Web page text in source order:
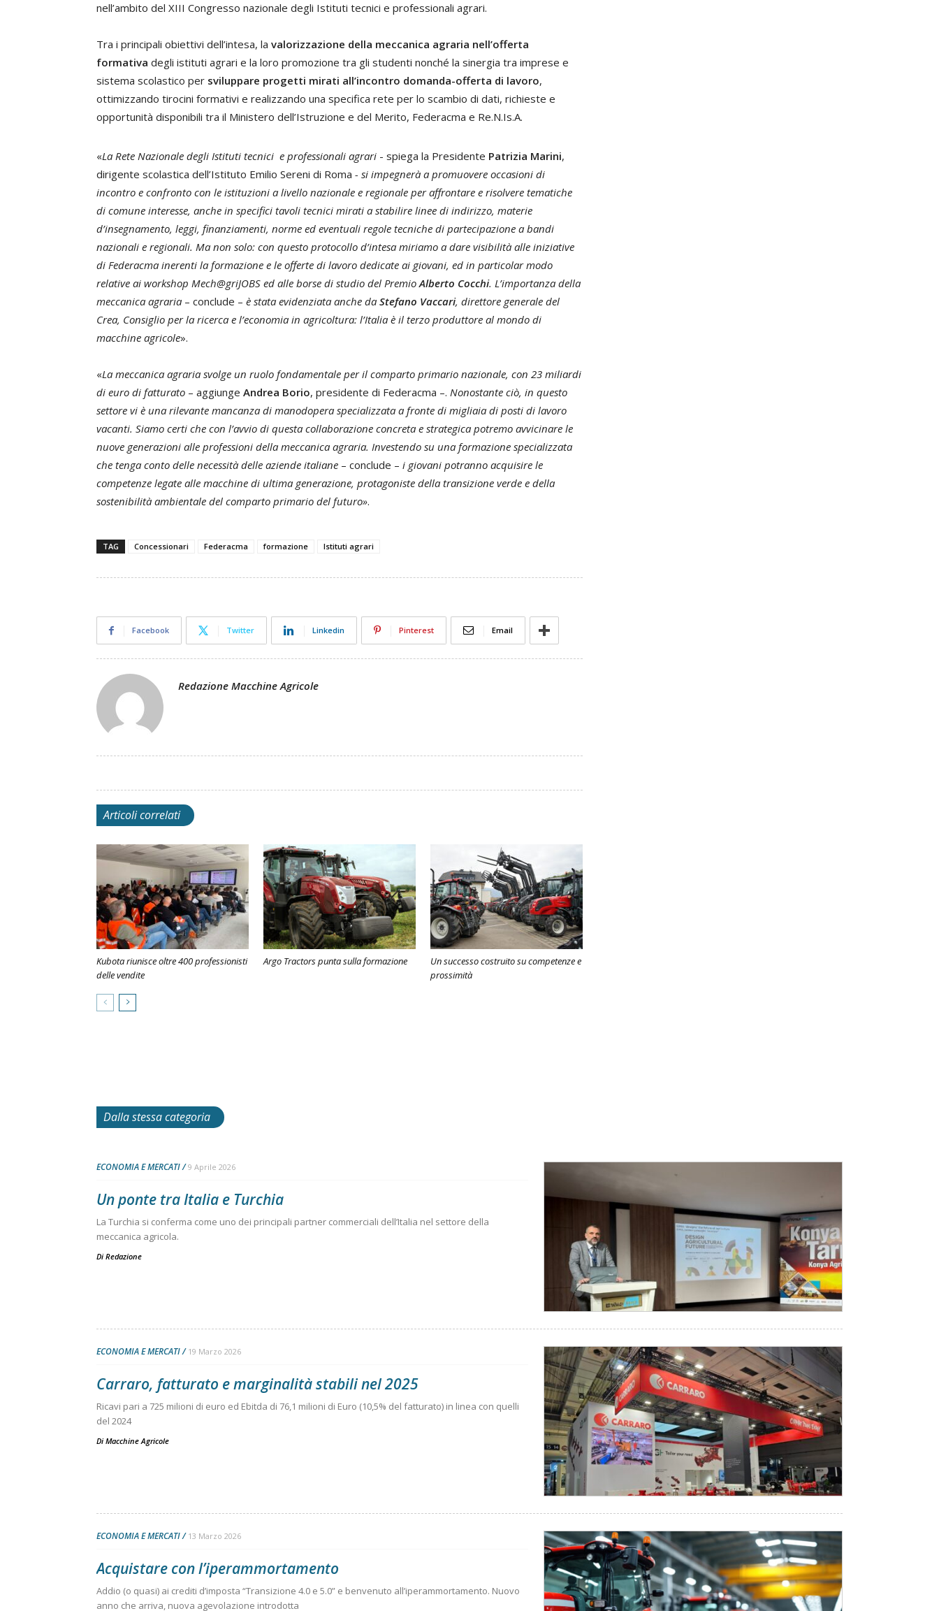
nell’ambito del XIII Congresso nazionale degli Istituti tecnici e professionali agrari.
Tra i principali obiettivi dell’intesa, la valorizzazione della meccanica agraria nell’offerta
formativa degli istituti agrari e la loro promozione tra gli studenti nonché la sinergia tra imprese e
sistema scolastico per sviluppare progetti mirati all’incontro domanda-offerta di lavoro,
ottimizzando tirocini formativi e realizzando una specifica rete per lo scambio di dati, richieste e
opportunità disponibili tra il Ministero dell’Istruzione e del Merito, Federacma e Re.N.Is.A.
«La Rete Nazionale degli Istituti tecnici e professionali agrari - spiega la Presidente Patrizia Marini,
dirigente scolastica dell’Istituto Emilio Sereni di Roma - si impegnerà a promuovere occasioni di
incontro e confronto con le istituzioni a livello nazionale e regionale per affrontare e risolvere tematiche
di comune interesse, anche in specifici tavoli tecnici mirati a stabilire linee di indirizzo, materie
d’insegnamento, leggi, finanziamenti, norme ed eventuali regole tecniche di partecipazione a bandi
nazionali e regionali. Ma non solo: con questo protocollo d’intesa miriamo a dare visibilità alle iniziative
di Federacma inerenti la formazione e le offerte di lavoro dedicate ai giovani, ed in particolar modo
relative ai workshop Mech@griJOBS ed alle borse di studio del PremioAlberto Cocchi. L’importanza della
meccanica agraria – conclude – è stata evidenziata anche da Stefano Vaccari, direttore generale del
Crea, Consiglio per la ricerca e l’economia in agricoltura: l’Italia è il terzo produttore al mondo di
macchine agricole».
«La meccanica agraria svolge un ruolo fondamentale per il comparto primario nazionale, con 23 miliardi
di euro di fatturato – aggiunge Andrea Borio, presidente di Federacma –. Nonostante ciò, in questo
settore vi è una rilevante mancanza di manodopera specializzata a fronte di migliaia di posti di lavoro
vacanti. Siamo certi che con l’avvio di questa collaborazione concreta e strategica potremo avvicinare le
nuove generazioni alle professioni della meccanica agraria. Investendo su una formazione specializzata
che tenga conto delle necessità delle aziende italiane – conclude – i giovani potranno acquisire le
competenze legate alle macchine di ultima generazione, protagoniste della transizione verde e della
sostenibilità ambientale del comparto primario del futuro».
TAG Concessionari Federacma formazione Istituti agrari
Facebook Twitter Linkedin Pinterest Email
Redazione Macchine Agricole
Articoli correlati
Kubota riunisce oltre 400 professionisti
delle vendite
Argo Tractors punta sulla formazione
Un successo costruito su competenze e
prossimità
Dalla stessa categoria
ECONOMIA E MERCATI 9 Aprile 2026
Un ponte tra Italia e Turchia
La Turchia si conferma come uno dei principali partner commerciali dell’Italia nel settore della
meccanica agricola.
Di Redazione
ECONOMIA E MERCATI 19 Marzo 2026
Carraro, fatturato e marginalità stabili nel 2025
Ricavi pari a 725 milioni di euro ed Ebitda di 76,1 milioni di Euro (10,5% del fatturato) in linea con quelli
del 2024
Di Macchine Agricole
ECONOMIA E MERCATI 13 Marzo 2026
Acquistare con l’iperammortamento
Addio (o quasi) ai crediti d’imposta “Transizione 4.0 e 5.0” e benvenuto all’iperammortamento. Nuovo
anno che arriva, nuova agevolazione introdotta